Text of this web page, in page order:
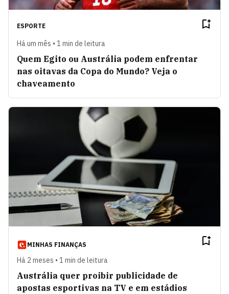
ESPORTE
Há um mês • 1 min de leitura
Quem Egito ou Austrália podem enfrentar
nas oitavas da Copa do Mundo? Veja o
chaveamento
MINHAS FINANÇAS
Há 2 meses • 1 min de leitura
Austrália quer proibir publicidade de
apostas esportivas na TV e em estádios